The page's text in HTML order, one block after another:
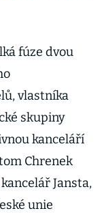
fúze dvou
vlastníka
skupiny
kanceláří
Chrenek
Jansta,
unie